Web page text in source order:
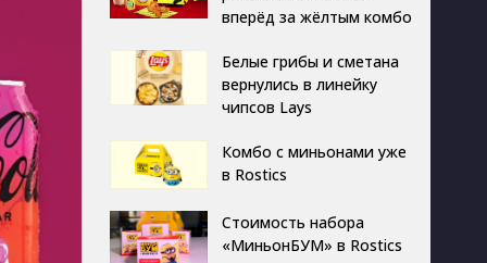
вперёд за жёлтым комбо
Белые грибы и сметана
вернулись в линейку
чипсов Lays
Комбо с миньонами уже
в Rostics
Стоимость набора
«МиньонБУМ» в Rostics